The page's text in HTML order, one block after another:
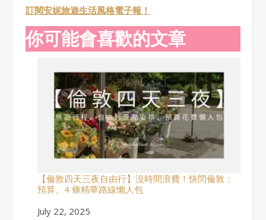
訂閱安妮旅遊生活風格電子報！
你可能會喜歡的文章
【倫敦四天三夜自由行】沒時間浪費！快閃倫敦：
預算、4 條精華路線懶人包
Date
July 22, 2025